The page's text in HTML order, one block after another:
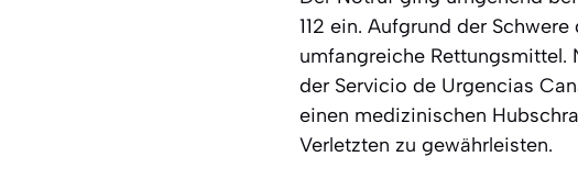
112 ein. Aufgrund der
umfangreiche Rettungsmittel.
der Servicio de Urgencias
einen medizinischen
Verletzten zu gewährleisten.